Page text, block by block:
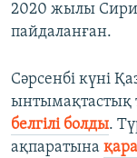
2020 жылы
пайдаланған.
Сәрсенбі күні
ынтымақтастық
белгілі болды.
ақпаратына